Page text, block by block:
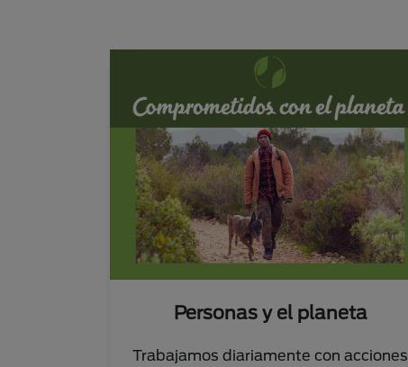
Personas y el planeta
Trabajamos diariamente con acciones